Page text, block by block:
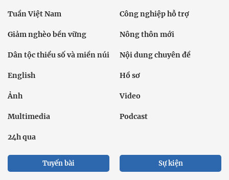
Tuần Việt Nam Công nghiệp hỗ trợ
Giảm nghèo bền vững Nông thôn mới
Dân tộc thiểu số và miền núi Nội dung chuyên đề
English Hồ sơ
Ảnh Video
Multimedia Podcast
24h qua
Tuyến bài Sự kiện